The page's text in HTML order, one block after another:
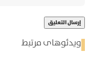
ویدئوهای مرتبط